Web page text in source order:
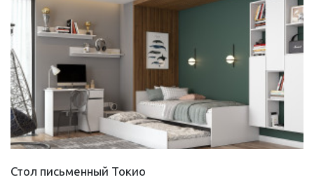
Стол письменный Токио